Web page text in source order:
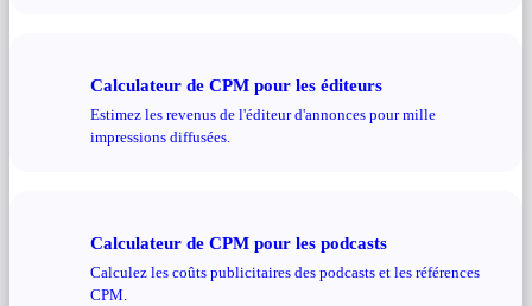
Calculateur de CPM pour les éditeurs
Estimez les revenus de l'éditeur d'annonces pour mille
impressions diffusées.
Calculateur de CPM pour les podcasts
Calculez les coûts publicitaires des podcasts et les références
CPM.